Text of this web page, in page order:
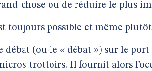
chose ou de réduire le plus
toujours possible et même
débat (ou le « débat ») sur le
trottoirs. Il fournit alors